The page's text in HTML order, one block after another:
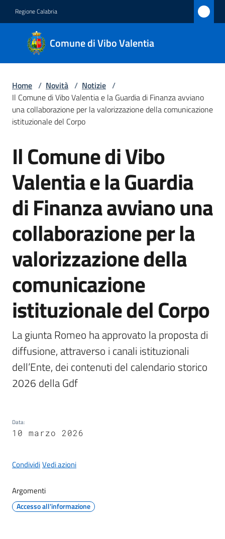
Regione Calabria
Comune di Vibo Valentia
Comune
di Vibo
Valentia
Amministrazione
Menu selezionato
Servizi
Vivere
Vibo
Valentia
l
b
r
e
o
r
Tutti
argomenti...
Seguici
Home / Novità / Notizie /
Il Comune di Vibo Valentia e la Guardia di Finanza avviano
una collaborazione per la valorizzazione della comunicazione
istituzionale del Corpo
Salta al contenuto
Il Comune di Vibo
Valentia e la Guardia
di Finanza avviano una
collaborazione per la
valorizzazione della
comunicazione
istituzionale del Corpo
La giunta Romeo ha approvato la proposta di
diffusione, attraverso i canali istituzionali
dell’Ente, dei contenuti del calendario storico
2026 della Gdf
Data:
10 marzo 2026
CondividiVedi azioni
Argomenti
Accesso all'informazione